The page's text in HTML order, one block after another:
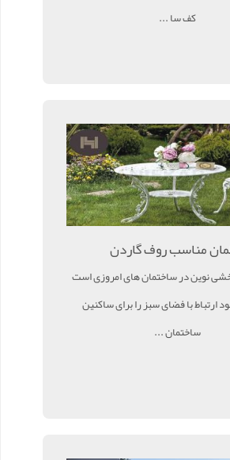
کف سا ...
مناسب روف گاردن
نوین در ساختمان های امروزی است
ارتباط با فضای سبز را برای ساکنین
ساختمان ...